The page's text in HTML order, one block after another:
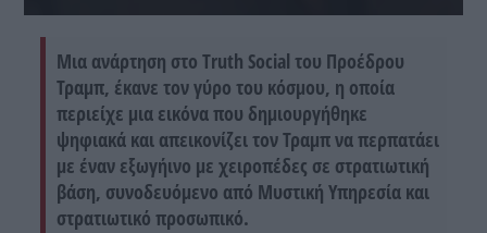
Μια ανάρτηση στο Truth Social του Προέδρου
Τραμπ, έκανε τον γύρο του κόσμου, η οποία
περιείχε μια εικόνα που δημιουργήθηκε
ψηφιακά και απεικονίζει τον Τραμπ να περπατάει
με έναν εξωγήινο με χειροπέδες σε στρατιωτική
βάση, συνοδευόμενο από Μυστική Υπηρεσία και
στρατιωτικό προσωπικό.